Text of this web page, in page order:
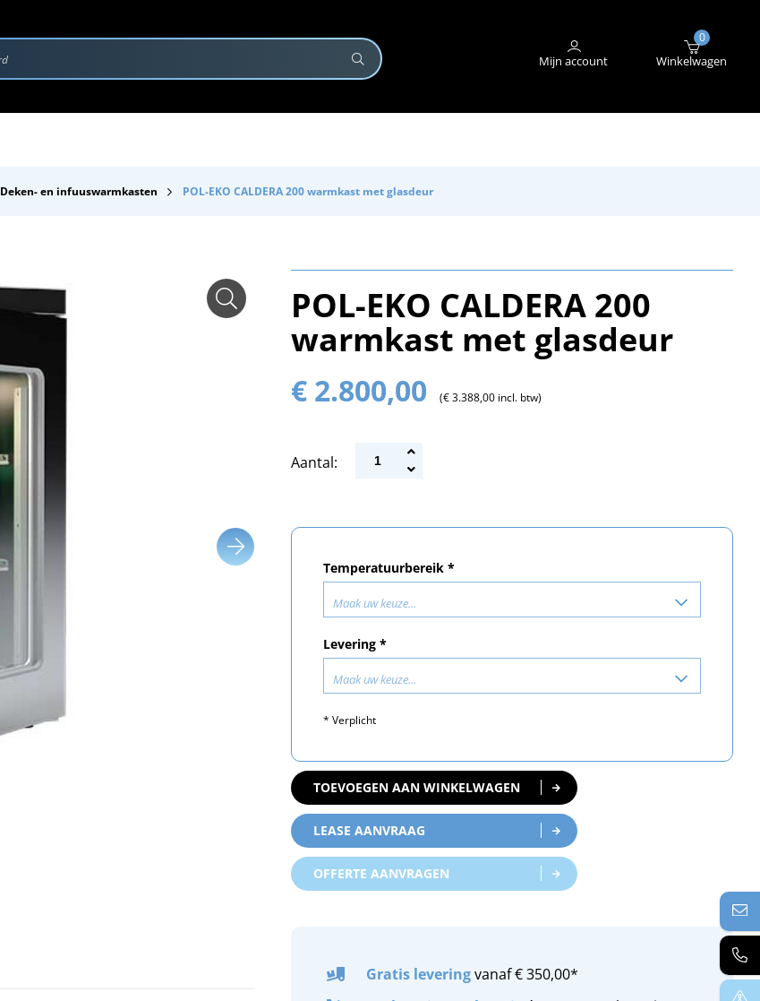
Mijn account
0
Winkelwagen
STORING MELDEN
Deken- en infuuswarmkasten POL-EKO CALDERA 200 warmkast met glasdeur
POL-EKO CALDERA 200
warmkast met glasdeur
€ 2.800,00 (€ 3.388,00 incl. btw)
Aantal:
Temperatuurbereik *
Maak uw keuze...
Levering *
Maak uw keuze...
* Verplicht
TOEVOEGEN AAN WINKELWAGEN
LEASE AANVRAAG
OFFERTE AANVRAGEN
Gratis leveringvanaf € 350,00*